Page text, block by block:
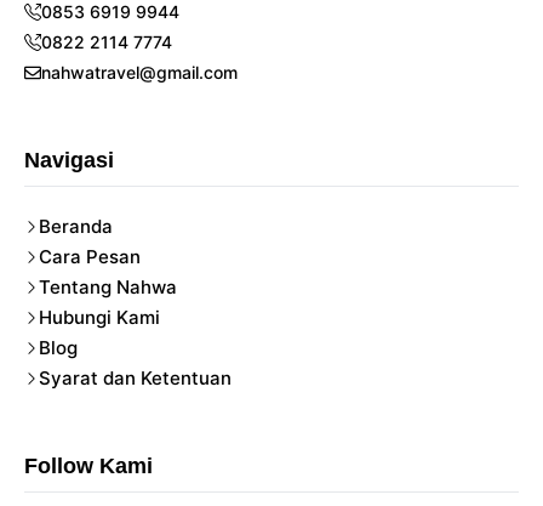
0853 6919 9944
0822 2114 7774
nahwatravel@gmail.com
Navigasi
Beranda
Cara Pesan
Tentang Nahwa
Hubungi Kami
Blog
Syarat dan Ketentuan
Follow Kami